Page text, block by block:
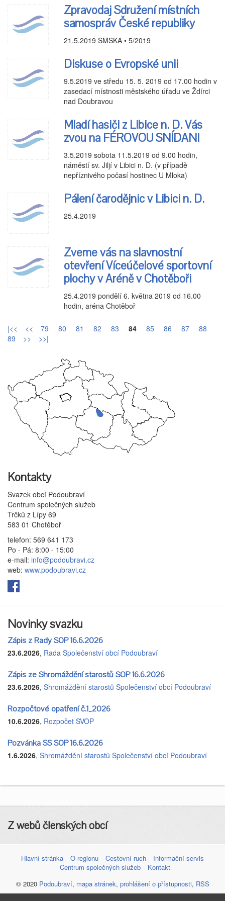
Zpravodaj Sdružení místních
samospráv České republiky
21.5.2019 SMSKA • 5/2019
Diskuse o Evropské unii
9.5.2019 ve středu 15. 5. 2019 od 17.00 hodin v
zasedací místnosti městského úřadu ve Ždírci
nad Doubravou
Mladí hasiči z Libice n. D. Vás
zvou na FÉROVOU SNÍDANI
3.5.2019 sobota 11.5.2019 od 9.00 hodin,
náměstí sv. Jiljí v Libici n. D. (v případě
nepříznivého počasí hostinec U Mloka)
Pálení čarodějnic v Libici n. D.
25.4.2019
Zveme vás na slavnostní
otevření Víceúčelové sportovní
plochy v Aréně v Chotěboři
25.4.2019 pondělí 6. května 2019 od 16.00
hodin, aréna Chotěboř
|<< << 79 80 81 82 83 84 85 86 87
88
89
>> >>|
Kontakty
Svazek obcí Podoubraví
Centrum společných služeb
Trčků z Lípy 69
583 01 Chotěboř
telefon: 569 641 173
Po - Pá: 8:00 - 15:00
e-mail: info@podoubravi.cz
web: www.podoubravi.cz
Novinky svazku
Zápis z Rady SOP 16.6.2026
23.6.2026, Rada Společenství obcí Podoubraví
Zápis ze Shromáždění starostů SOP 16.6.2026
23.6.2026, Shromáždění starostů Společenství obcí Podoubraví
Rozpočtové opatření č.1_2026
10.6.2026, Rozpočet SVOP
Pozvánka SS SOP 16.6.2026
1.6.2026, Shromáždění starostů Společenství obcí Podoubraví
Z webů členských obcí
Hlavní stránka O regionu Cestovní ruch
Informační servis
Centrum společných služeb
Kontakt
© 2020 Podoubraví, mapa stránek, prohlášení o přístupnosti, RSS